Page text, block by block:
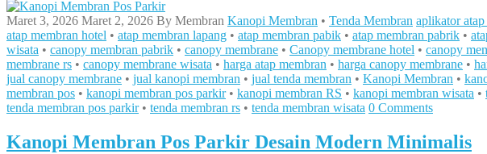
Maret 3, 2026 Maret 2, 2026 By Membran Kanopi Membran • Tenda Membran aplikator atap
atap membran hotel • atap membran lapang • atap membran pabik • atap membran pabrik •
wisata • canopy membran pabrik • canopy membrane • Canopy membrane hotel • canopy
membrane rs • canopy membrane wisata • harga atap membran • harga canopy membrane •
jual canopy membrane • jual kanopi membran • jual tenda membran • Kanopi Membran •
membran pos • kanopi membran pos parkir• kanopi membran RS • kanopi membran wisata •
tenda membran pos parkir• tenda membran rs • tenda membran wisata 0 Comments
Kanopi Membran Pos Parkir Desain Modern Minimalis